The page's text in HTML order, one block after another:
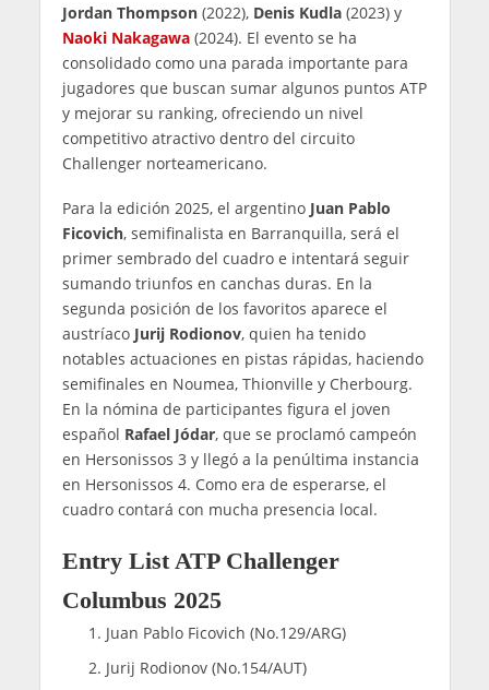
Jordan Thompson(2022), Denis Kudla(2023) y
Naoki Nakagawa(2024). El evento se ha
consolidado como una parada importante para
jugadores que buscan sumar algunos puntos ATP
y mejorar su ranking, ofreciendo un nivel
competitivo atractivo dentro del circuito
Challenger norteamericano.
Para la edición 2025, el argentino Juan Pablo
Ficovich, semifinalista en Barranquilla, será el
primer sembrado del cuadro e intentará seguir
sumando triunfos en canchas duras. En la
segunda posición de los favoritos aparece el
austríaco Jurij Rodionov, quien ha tenido
notables actuaciones en pistas rápidas, haciendo
semifinales en Noumea, Thionville y Cherbourg.
En la nómina de participantes figura el joven
español Rafael Jódar, que se proclamó campeón
en Hersonissos 3 y llegó a la penúltima instancia
en Hersonissos 4. Como era de esperarse, el
cuadro contará con mucha presencia local.
Entry List ATP Challenger
Columbus 2025
Juan Pablo Ficovich (No.129/ARG)
Jurij Rodionov (No.154/AUT)